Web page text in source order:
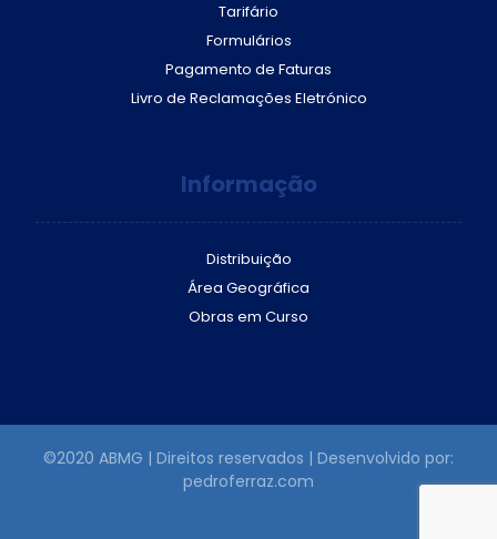
Tarifário
Formulários
Pagamento de Faturas
Livro de Reclamações Eletrónico
Informação
Distribuição
Área Geográfica
Obras em Curso
©2020 ABMG | Direitos reservados | Desenvolvido por:
pedroferraz.com